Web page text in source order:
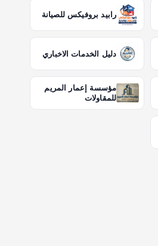
رابيد بروفيكس للصيانة
دليل الخدمات الاخباري
مؤسسة إعمار المريم
للمقاولات